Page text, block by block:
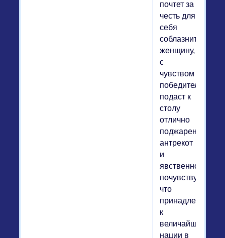
почтет за
честь для
себя
соблазнить
женщину,
с
чувством
победителя
подаст к
столу
отлично
поджаренный
антрекот
и
явственно
почувствует,
что
принадлежит
к
величайшей
нации в